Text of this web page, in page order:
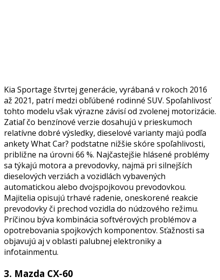
Kia Sportage štvrtej generácie, vyrábaná v rokoch 2016
až 2021, patrí medzi obľúbené rodinné SUV. Spoľahlivosť
tohto modelu však výrazne závisí od zvolenej motorizácie.
Zatiaľ čo benzínové verzie dosahujú v prieskumoch
relatívne dobré výsledky, dieselové varianty majú podľa
ankety What Car? podstatne nižšie skóre spoľahlivosti,
približne na úrovni 66 %. Najčastejšie hlásené problémy
sa týkajú motora a prevodovky, najmä pri silnejších
dieselových verziách a vozidlách vybavených
automatickou alebo dvojspojkovou prevodovkou.
Majitelia opisujú trhavé radenie, oneskorené reakcie
prevodovky či prechod vozidla do núdzového režimu.
Príčinou býva kombinácia softvérových problémov a
opotrebovania spojkových komponentov. Sťažnosti sa
objavujú aj v oblasti palubnej elektroniky a
infotainmentu.
3. Mazda CX-60